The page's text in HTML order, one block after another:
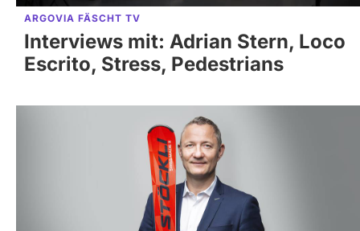
ARGOVIA FÄSCHT TV
Interviews mit: Adrian Stern, Loco
Escrito, Stress, Pedestrians